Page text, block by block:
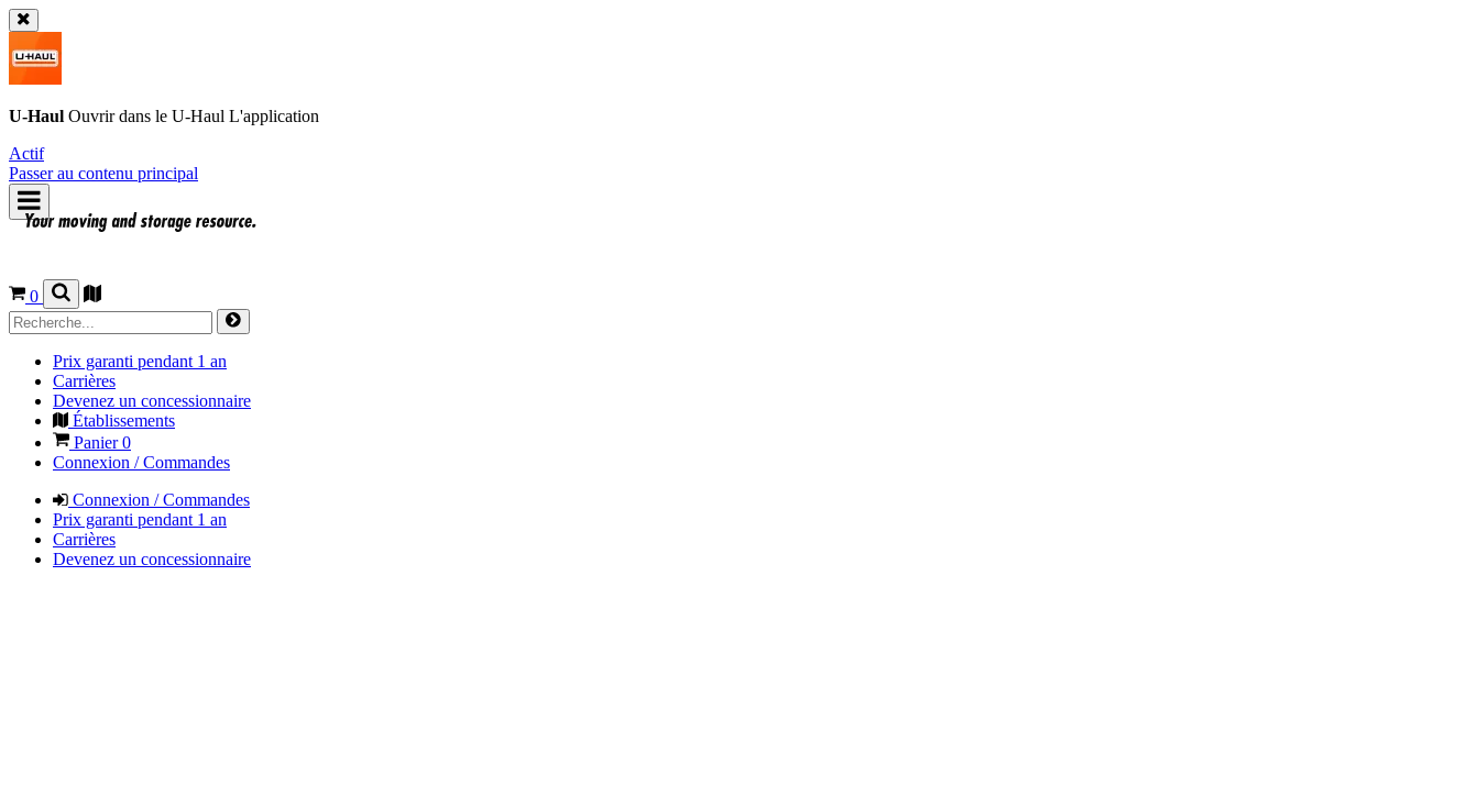
U-Haul Ouvrir dans le U-Haul L'application
Actif
Passer au contenu principal
0
Prix garanti pendant 1 an
Carrières
Devenez un concessionnaire
Établissements
Panier0
Connexion / Commandes
Connexion / Commandes
Prix garanti pendant 1 an
Carrières
Devenez un concessionnaire